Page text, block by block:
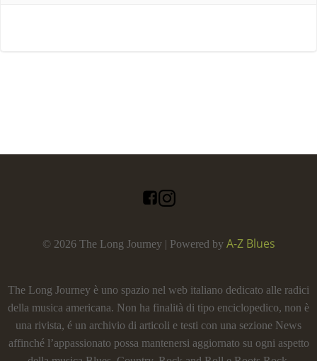
© 2026 The Long Journey | Powered by A-Z Blues
The Long Journey è uno spazio nel web italiano dedicato alle radici
della musica americana. Non ha finalità di tipo enciclopedico, non è
una rivista, é un archivio di articoli e testi con una sezione News
affinché l’appassionato possa mantenersi aggiornato su ogni aspetto